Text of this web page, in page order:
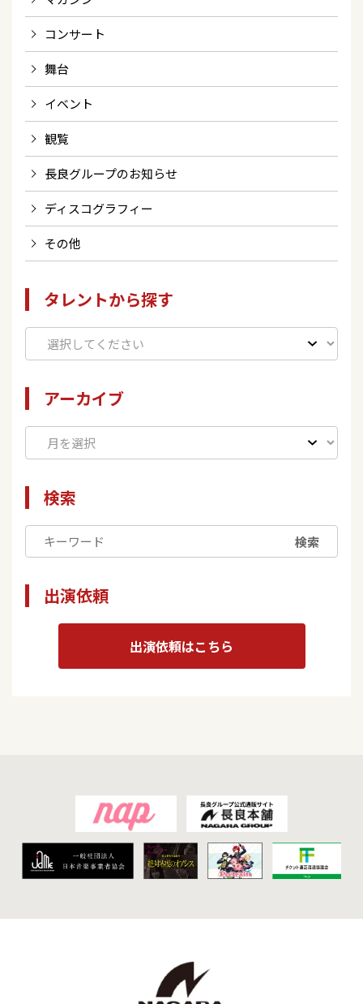
コンサート
舞台
イベント
観覧
長良グループのお知らせ
ディスコグラフィー
その他
タレントから探す
アーカイブ
検索
検索
出演依頼
出演依頼はこちら